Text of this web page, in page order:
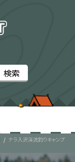
ナラ入沢渓流釣りキャンプ